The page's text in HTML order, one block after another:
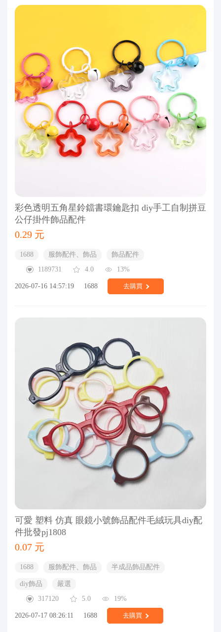
彩色透明五角星鈴鐺書環鑰匙扣 diy手工自制拼豆
公仔掛件飾品配件
0.29 元
1688 服飾配件、飾品
飾品配件
1189731
4.0 13%
2026-07-16 14:57:19 1688 去購買
可愛 塑料 仿真 眼鏡小號飾品配件毛絨玩具diy配
件批發pj1808
0.07 元
1688 服飾配件、飾品 半成品飾品配件
diy飾品
嚴選
317120
5.0 19%
2026-07-17 08:26:11 1688 去購買